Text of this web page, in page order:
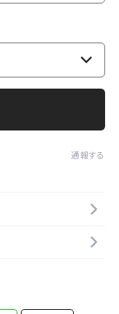
通報する